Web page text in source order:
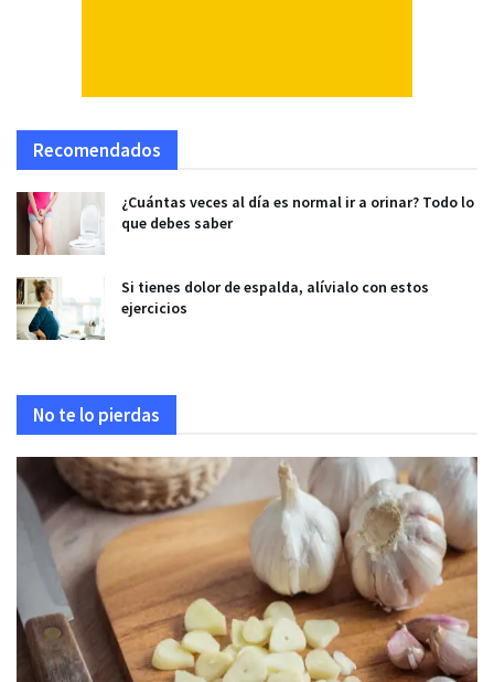
Recomendados
¿Cuántas veces al día es normal ir a orinar? Todo lo
que debes saber
Si tienes dolor de espalda, alívialo con estos
ejercicios
No te lo pierdas